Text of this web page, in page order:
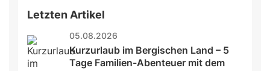
Letzten Artikel
05.08.2026
Kurzurlaub im Bergischen Land – 5
Tage Familien-Abenteuer mit dem